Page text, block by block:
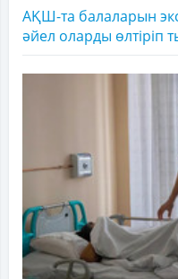
АҚШ-та балаларын
әйел оларды өлтіріп